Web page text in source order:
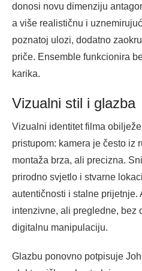
donosi novu dimenziju
a više realističnu i
poznatoj ulozi, dodatno
priče. Ensemble funkcionira
karika.
Vizualni stil i glazba
Vizualni identitet filma
pristupom: kamera je često iz
montaža brza, ali precizna.
prirodno svjetlo i stvarne
autentičnosti i stalne prijetnje.
intenzivne, ali pregledne, bez
digitalnu manipulaciju.
Glazbu ponovno potpisuje